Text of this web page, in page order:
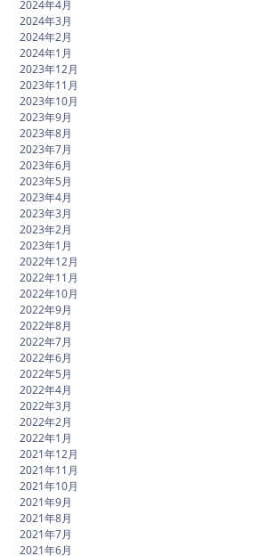
2024年4月
2024年3月
2024年2月
2024年1月
2023年12月
2023年11月
2023年10月
2023年9月
2023年8月
2023年7月
2023年6月
2023年5月
2023年4月
2023年3月
2023年2月
2023年1月
2022年12月
2022年11月
2022年10月
2022年9月
2022年8月
2022年7月
2022年6月
2022年5月
2022年4月
2022年3月
2022年2月
2022年1月
2021年12月
2021年11月
2021年10月
2021年9月
2021年8月
2021年7月
2021年6月